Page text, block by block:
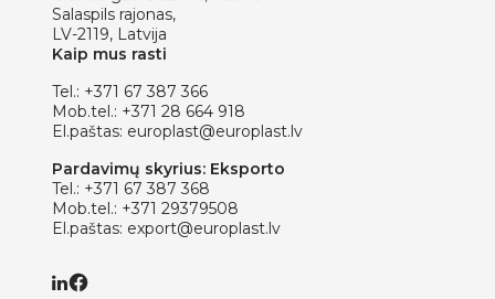
Salaspils rajonas,
LV-2119, Latvija
Kaip mus rasti
Tel.: +371 67 387 366
Mob.tel.: +371 28 664 918
El.paštas: europlast@europlast.lv
Pardavimų skyrius: Eksporto
Tel.: +371 67 387 368
Mob.tel.: +371 29379508
El.paštas: export@europlast.lv